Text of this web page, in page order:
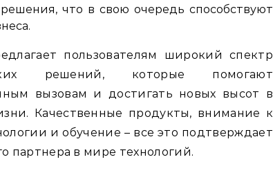
что в свою очередь способствуют
пользователям широкий спектр
решений, которые помогают
вызовам и достигать новых высот в
Качественные продукты, внимание к
и обучение – все это подтверждает
партнера в мире технологий.